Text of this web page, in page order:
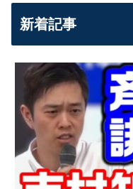
新着記事